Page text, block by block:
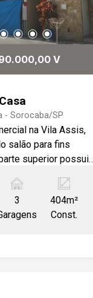
V
- Sorocaba/SP
na Vila Assis,
salão para fins
superior possui
ampla,
jantar , area de
3 garagens cobertas.
3
404m²
Const.